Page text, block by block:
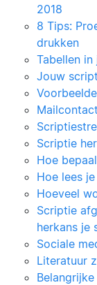
2018
8 Tips:
drukken
Tabellen
Jouw
Scriptie
Hoe
Hoe lees
Hoeveel
Scriptie
herkans je
Sociale
Literatuur